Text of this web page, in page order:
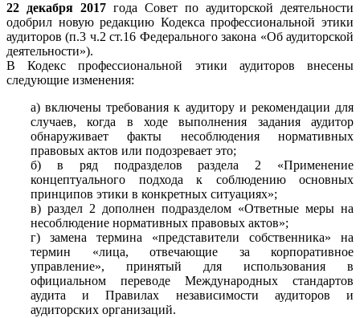
22 декабря 2017 года Совет по аудиторской деятельности
одобрил новую редакцию Кодекса профессиональной этики
аудиторов (п.3 ч.2 ст.16 Федерального закона «Об аудиторской
деятельности»).
В Кодекс профессиональной этики аудиторов внесены
следующие изменения:
а) включены требования к аудитору и рекомендации для
случаев, когда в ходе выполнения задания аудитор
обнаруживает факты несоблюдения нормативных
правовых актов или подозревает это;
б) в ряд подразделов раздела 2 «Применение
концептуального подхода к соблюдению основных
принципов этики в конкретных ситуациях»;
в) раздел 2 дополнен подразделом «Ответные меры на
несоблюдение нормативных правовых актов»;
г) замена термина «представители собственника» на
термин «лица, отвечающие за корпоративное
управление», принятый для использования в
официальном переводе Международных стандартов
аудита и Правилах независимости аудиторов и
аудиторских организаций.